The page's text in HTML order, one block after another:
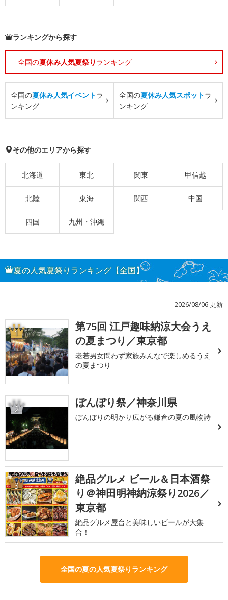
ランキングから探す
全国の夏休み人気夏祭り ランキング
全国の夏休み人気イベントラ
ンキング
全国の夏休み人気スポットラ
ンキング
その他のエリアから探す
北海道 東北 関東 甲信越
北陸 東海 関西 中国
四国 九州・沖縄
夏の人気夏祭りランキング【全国】
2026/08/06 更新
1
第75回 江戸趣味納涼大会うえ
の夏まつり／東京都
老若男女問わず家族みんなで楽しめるうえ
の夏まつり
2 ぼんぼり祭／神奈川県
ぼんぼりの明かり広がる鎌倉の夏の風物詩
3
絶品グルメ ビール＆日本酒祭
り＠神田明神納涼祭り2026／
東京都
絶品グルメ屋台と美味しいビールが大集
合！
全国の夏の人気夏祭りランキング